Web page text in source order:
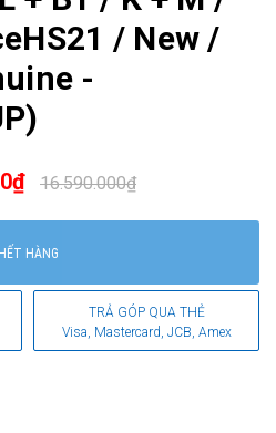
/ New /
-
16.590.000₫
HẾT HÀNG
TRẢ GÓP QUA THẺ
Visa, Mastercard, JCB, Amex